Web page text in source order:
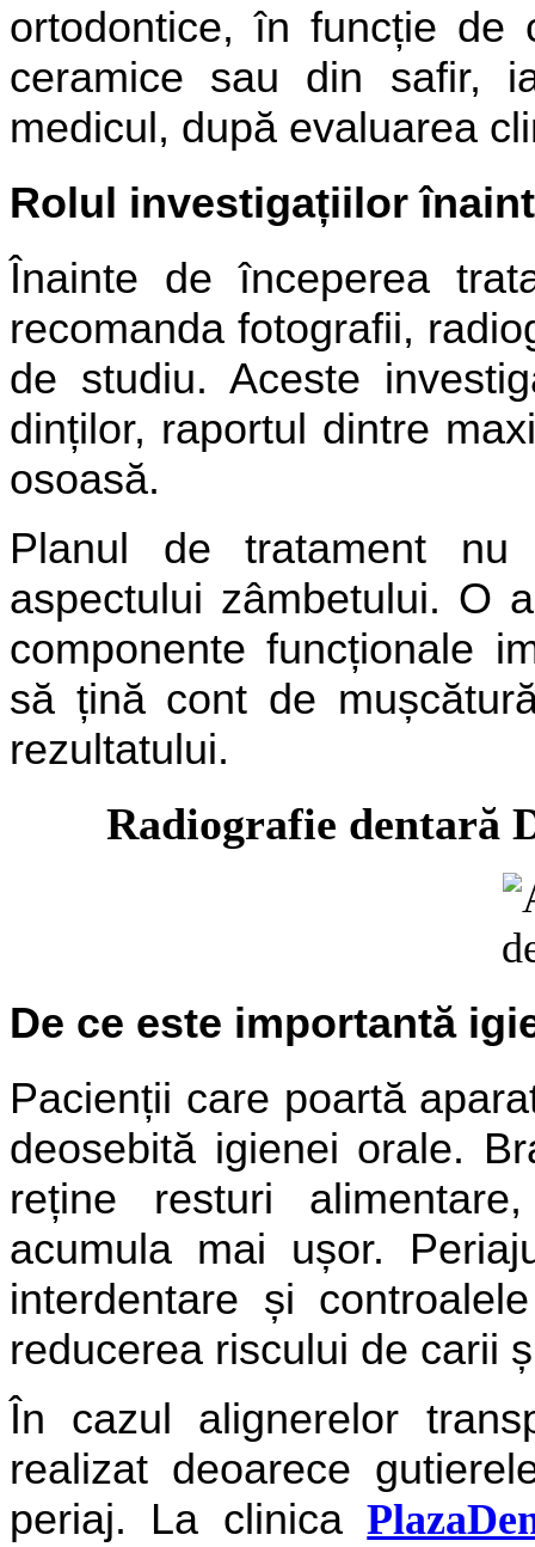
ortodontice, în funcție de
ceramice sau din safir,
medicul, după evaluarea
Rolul investigațiilor
Înainte de începerea
recomanda fotografii,
de studiu. Aceste
dinților, raportul dintre
osoasă.
Planul de tratament
aspectului zâmbetului. O
componente funcționale
să țină cont de
rezultatului.
Radiografie dentară
De ce este importantă
Pacienții care poartă
deosebită igienei orale.
reține resturi
acumula mai ușor.
interdentare și
reducerea riscului de carii
În cazul alignerelor
realizat deoarece
periaj. La clinica